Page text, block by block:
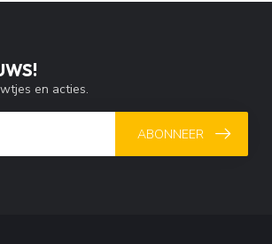
en acties.
ABONNEER